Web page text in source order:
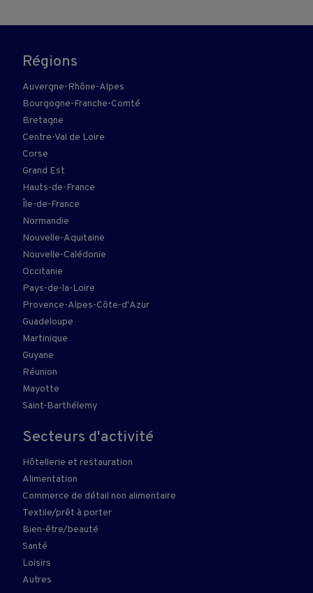
Régions
Auvergne-Rhône-Alpes
Bourgogne-Franche-Comté
Bretagne
Centre-Val de Loire
Corse
Grand Est
Hauts-de-France
Île-de-France
Normandie
Nouvelle-Aquitaine
Nouvelle-Calédonie
Occitanie
Pays-de-la-Loire
Provence-Alpes-Côte-d'Azur
Guadeloupe
Martinique
Guyane
Réunion
Mayotte
Saint-Barthélemy
Secteurs d'activité
Hôtellerie et restauration
Alimentation
Commerce de détail non alimentaire
Textile/prêt à porter
Bien-être/beauté
Santé
Loisirs
Autres